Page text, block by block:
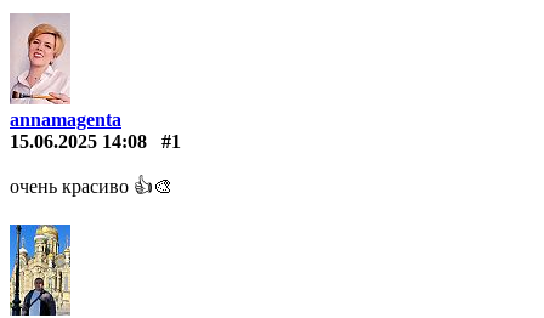
annamagenta
15.06.2025 14:08
#1
очень красиво 👍🎨